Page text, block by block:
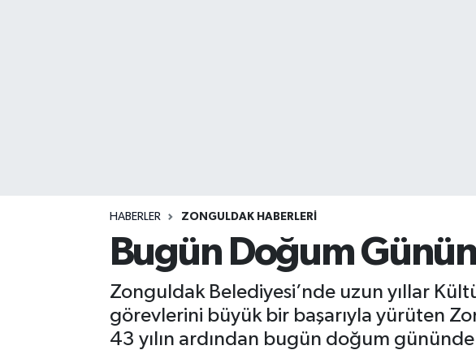
HABERLER ZONGULDAK HABERLERI
Bugün Doğum
Zonguldak Belediyesi’nde uzun yıllar
görevlerini büyük bir başarıyla yürüten
43 yılın ardından bugün doğum
KASTAMONU